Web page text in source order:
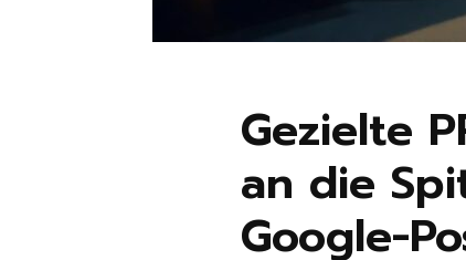
Gezielte
an die
Google-